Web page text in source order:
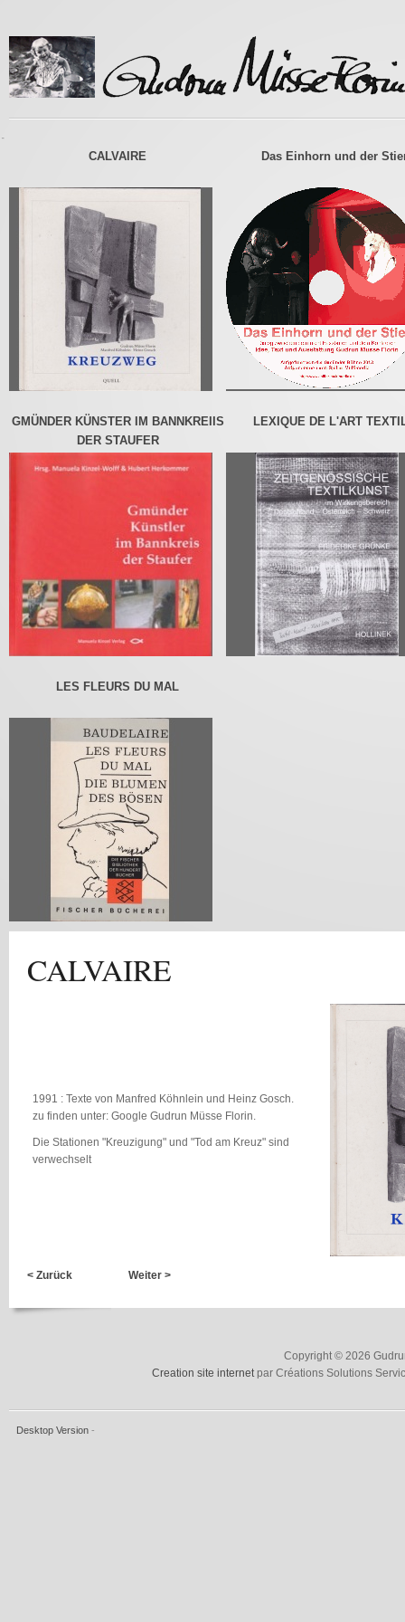
CALVAIRE Das Einhorn und der
GMÜNDER KÜNSTER IM BANNKREIIS
DER STAUFER
LEXIQUE DE L'ART
LES FLEURS DU MAL
-
CALVAIRE
1991 : Texte von Manfred Köhnlein und Heinz Gosch.
zu finden unter: Google Gudrun Müsse Florin.
Die Stationen "Kreuzigung" und "Tod am Kreuz" sind
verwechselt
< Zurück Weiter >
Copyright © 2026
Creation site internetpar Créations Solutions
Desktop Version -